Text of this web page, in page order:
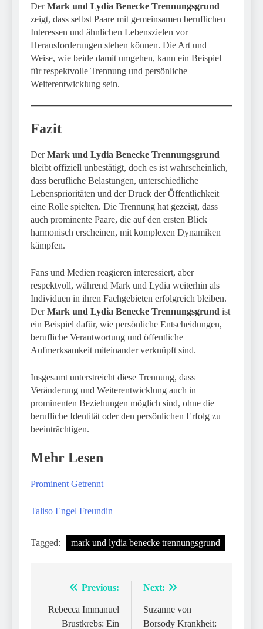
DerMark und Lydia Benecke Trennungsgrund
zeigt, dass selbst Paare mit gemeinsamen beruflichen
Interessen und ähnlichen Lebenszielen vor
Herausforderungen stehen können. Die Art und
Weise, wie beide damit umgehen, kann ein Beispiel
für respektvolle Trennung und persönliche
Weiterentwicklung sein.
Fazit
DerMark und Lydia Benecke Trennungsgrund
bleibt offiziell unbestätigt, doch es ist wahrscheinlich,
dass berufliche Belastungen, unterschiedliche
Lebensprioritäten und der Druck der Öffentlichkeit
eine Rolle spielten. Die Trennung hat gezeigt, dass
auch prominente Paare, die auf den ersten Blick
harmonisch erscheinen, mit komplexen Dynamiken
kämpfen.
Fans und Medien reagieren interessiert, aber
respektvoll, während Mark und Lydia weiterhin als
Individuen in ihren Fachgebieten erfolgreich bleiben.
DerMark und Lydia Benecke Trennungsgrund ist
ein Beispiel dafür, wie persönliche Entscheidungen,
berufliche Verantwortung und öffentliche
Aufmerksamkeit miteinander verknüpft sind.
Insgesamt unterstreicht diese Trennung, dass
Veränderung und Weiterentwicklung auch in
prominenten Beziehungen möglich sind, ohne die
berufliche Identität oder den persönlichen Erfolg zu
beeinträchtigen.
Mehr Lesen
Prominent Getrennt
Taliso Engel Freundin
Tagged: mark und lydia benecke trennungsgrund
navigation
Previous:
Rebecca Immanuel
Brustkrebs: Ein
Next:
Suzanne von
Borsody Krankheit: